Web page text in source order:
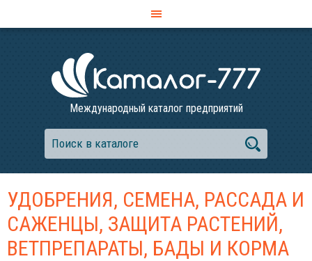
Международный каталог предприятий
УДОБРЕНИЯ, СЕМЕНА, РАССАДА И
САЖЕНЦЫ, ЗАЩИТА РАСТЕНИЙ,
ВЕТПРЕПАРАТЫ, БАДЫ И КОРМА